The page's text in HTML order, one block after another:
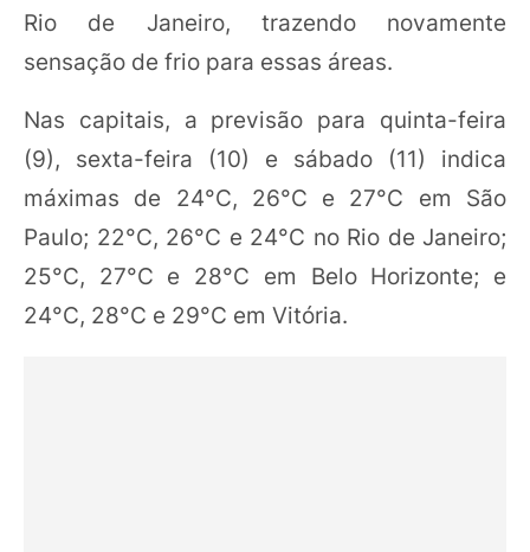
Rio de Janeiro, trazendo novamente
sensação de frio para essas áreas.
Nas capitais, a previsão para quinta-feira
(9), sexta-feira (10) e sábado (11) indica
máximas de 24°C, 26°C e 27°C em São
Paulo; 22°C, 26°C e 24°C no Rio de Janeiro;
25°C, 27°C e 28°C em Belo Horizonte; e
24°C, 28°C e 29°C em Vitória.